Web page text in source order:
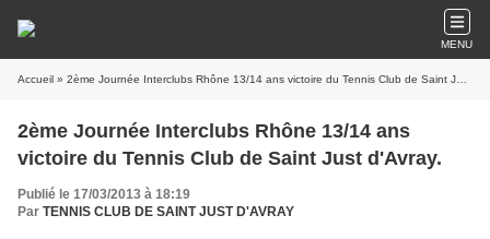
MENU
Accueil » 2ème Journée Interclubs Rhône 13/14 ans victoire du Tennis Club de Saint Just d'Avray.
2ème Journée Interclubs Rhône 13/14 ans
victoire du Tennis Club de Saint Just d'Avray.
Publié le 17/03/2013 à 18:19
Par TENNIS CLUB DE SAINT JUST D'AVRAY